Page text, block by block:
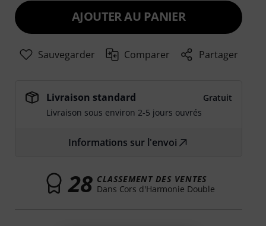
AJOUTER AU PANIER
Sauvegarder Comparer Partager
Livraison standard
Gratuit
Livraison sous environ 2-5 jours ouvrés
Informations sur l'envoi
28 CLASSEMENT DES VENTES
Dans Cors d'Harmonie Double